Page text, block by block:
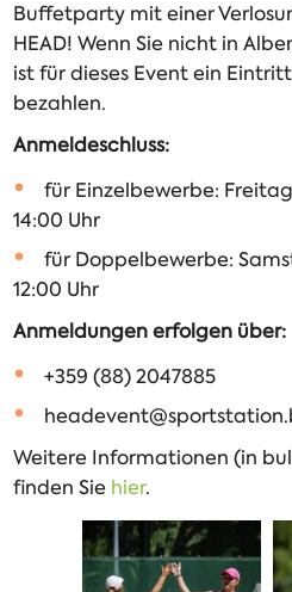
Buffetparty mit einer
HEAD! Wenn Sie nicht in
ist für dieses Event ein
bezahlen.
Anmeldeschluss:
für Einzelbewerbe:
14:00 Uhr
für Doppelbewerbe:
12:00 Uhr
Anmeldungen erfolgen über:
+359 (88) 2047885
Weitere Informationen (in
finden Sie hier.